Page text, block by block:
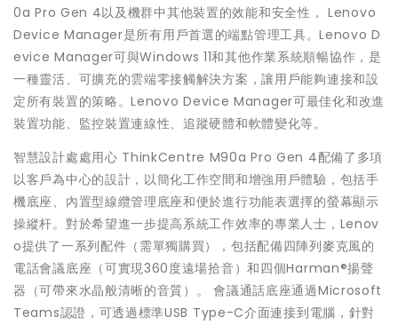
0a Pro Gen 4以及機群中其他裝置的效能和安全性， Lenovo
Device Manager是所有用戶首選的端點管理工具。Lenovo D
evice Manager可與Windows 11和其他作業系統順暢協作，是
一種靈活、可擴充的雲端零接觸解決方案，讓用戶能夠連接和設
定所有裝置的策略。Lenovo Device Manager可最佳化和改進
裝置功能、監控裝置連線性、追蹤硬體和軟體變化等。
智慧設計處處用心 ThinkCentre M90a Pro Gen 4配備了多項
以客戶為中心的設計，以簡化工作空間和增強用戶體驗，包括手
機底座、內置型線纜管理底座和便於進行功能表選擇的螢幕顯示
操縱杆。對於希望進一步提高系統工作效率的專業人士，Lenov
o提供了一系列配件（需單獨購買），包括配備四陣列麥克風的
電話會議底座（可實現360度遠場拾音）和四個Harman®揚聲
器（可帶來水晶般清晰的音質）。 會議通話底座通過Microsoft
Teams認證，可透過標準USB Type-C介面連接到電腦，針對